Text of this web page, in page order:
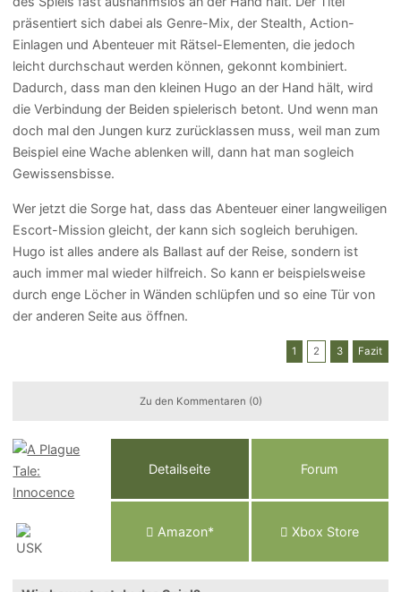
präsentiert sich dabei als Genre-Mix, der Stealth, Action-
Einlagen und Abenteuer mit Rätsel-Elementen, die jedoch
leicht durchschaut werden können, gekonnt kombiniert.
Dadurch, dass man den kleinen Hugo an der Hand hält, wird
die Verbindung der Beiden spielerisch betont. Und wenn man
doch mal den Jungen kurz zurücklassen muss, weil man zum
Beispiel eine Wache ablenken will, dann hat man sogleich
Gewissensbisse.
Wer jetzt die Sorge hat, dass das Abenteuer einer langweiligen
Escort-Mission gleicht, der kann sich sogleich beruhigen.
Hugo ist alles andere als Ballast auf der Reise, sondern ist
auch immer mal wieder hilfreich. So kann er beispielsweise
durch enge Löcher in Wänden schlüpfen und so eine Tür von
der anderen Seite aus öffnen.
1 2 3 Fazit
Zu den Kommentaren (0)
Detailseite Forum
Amazon* Xbox Store